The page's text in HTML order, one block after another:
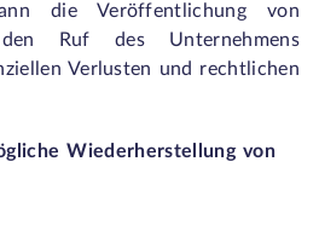
die Veröffentlichung von
den Ruf des Unternehmens
Verlusten und rechtlichen
Wiederherstellung von